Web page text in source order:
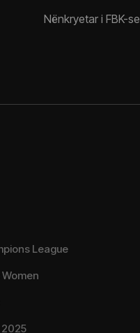
Nënkryetar i FBK-se
League
Women
2025